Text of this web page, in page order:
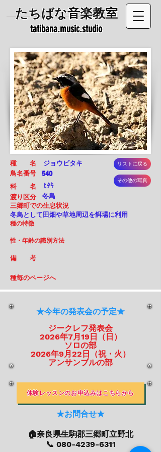
tatibana.music.studio
​たちばな音楽教室
​種 名 ジョウビタキ リストに戻る
540
科 名
ﾋﾀｷ
その他の写真
鳥名番号
渡り区分
冬鳥
三郷町での生息状況
冬鳥として田畑や草地周辺を餌場に利用
種の特徴
性・年齢の識別方法
備 考
​種毎のページへ
★今年の発表会の予定★
ジークレフ発表会
2026年7月19日（日）
ソロの部
2026年9月22日（祝・火）
​アンサンブルの部
体験レッスンのお申込みはこちらから
★お問合せ★
​🏠奈良県生駒郡三郷町立野北
​📞 080-4239-6311